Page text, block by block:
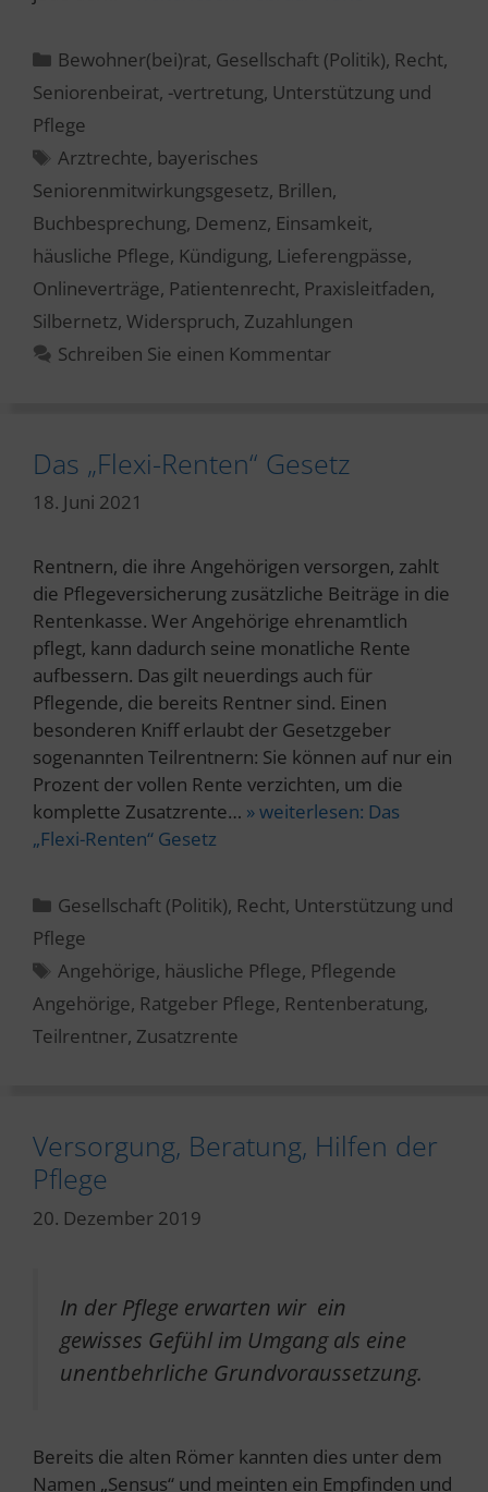
Kategorien
Bewohner(bei)rat, Gesellschaft (Politik), Recht,
Seniorenbeirat, -vertretung, Unterstützung und
Pflege
Schlagwörter
Arztrechte, bayerisches
Seniorenmitwirkungsgesetz, Brillen,
Buchbesprechung, Demenz, Einsamkeit,
häusliche Pflege, Kündigung, Lieferengpässe,
Onlineverträge, Patientenrecht, Praxisleitfaden,
Silbernetz, Widerspruch, Zuzahlungen
Schreiben Sie einen Kommentar
Das „Flexi-Renten“ Gesetz
18. Juni 2021
Rentnern, die ihre Angehörigen versorgen, zahlt
die Pflegeversicherung zusätzliche Beiträge in die
Rentenkasse. Wer Angehörige ehrenamtlich
pflegt, kann dadurch seine monatliche Rente
aufbessern. Das gilt neuerdings auch für
Pflegende, die bereits Rentner sind. Einen
besonderen Kniff erlaubt der Gesetzgeber
sogenannten Teilrentnern: Sie können auf nur ein
Prozent der vollen Rente verzichten, um die
komplette Zusatzrente… » weiterlesen: Das
„Flexi-Renten“ Gesetz
Kategorien
Gesellschaft (Politik), Recht, Unterstützung und
Pflege
Schlagwörter
Angehörige, häusliche Pflege, Pflegende
Angehörige, Ratgeber Pflege, Rentenberatung,
Teilrentner, Zusatzrente
Versorgung, Beratung, Hilfen der
Pflege
20. Dezember 2019
In der Pflege erwarten wir ein
gewisses Gefühl im Umgang als eine
unentbehrliche Grundvoraussetzung.
Bereits die alten Römer kannten dies unter dem
Namen „Sensus“ und meinten ein Empfinden und